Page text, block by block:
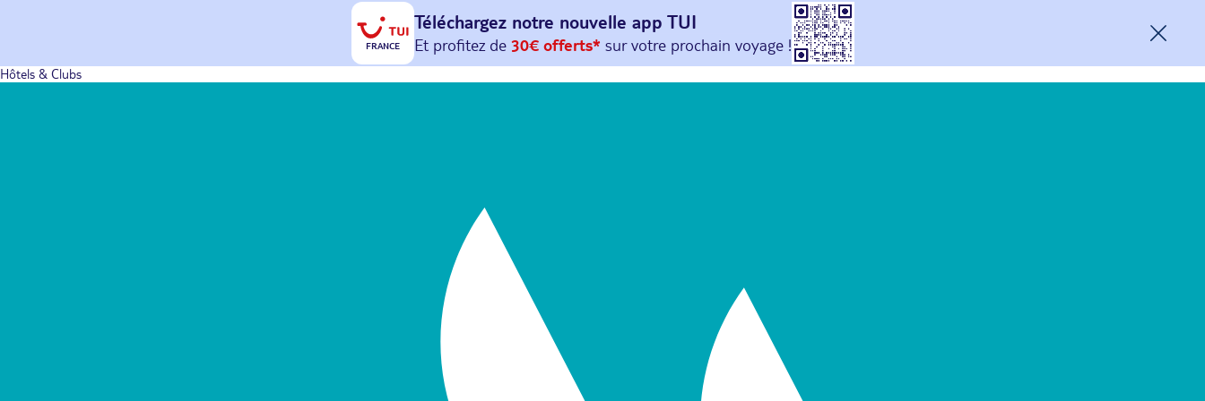
FRANCE
Téléchargez notre nouvelle app TUI
Et profitez de 30€ offerts*sur votreprochain
avec le code : HAPPYAPP
Hôtels & Clubs